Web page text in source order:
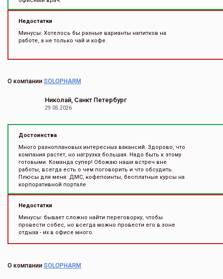
Недостатки
Минусы: Хотелось бы разные варианты напитков на
работе, а не только чай и кофе.
О компании SOLOPHARM
Николай, Санкт Петербург
29.05.2026
Достоинства
Много разноплановых интересных вакансий. Здорово, что
компания растет, но нагрузка большая. Надо быть к этому
готовыми. Команда супер! Обожаю наши встреч вне
работы, всегда есть о чем поговорить и что обсудить.
Плюсы для меня: ДМС, кофепоинты, бесплатные курсы на
корпоративной портале
Недостатки
Минусы: бывает сложно найти переговорку, чтобы
провести собес, но всегда можно провести его в зоне
отдыха - их в офисе много.
О компании SOLOPHARM